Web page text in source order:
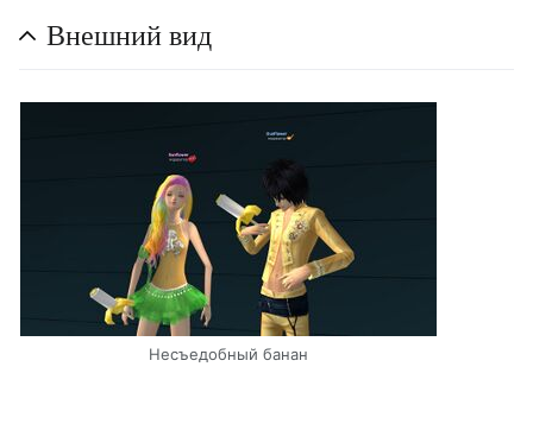
Внешний вид
Несъедобный банан